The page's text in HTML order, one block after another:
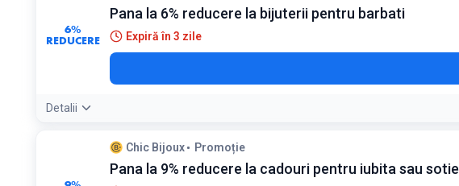
6%
REDUCERE
Pana la 6% reducere la bijuterii pentru barbati
Expiră în 3 zile
Detalii
Chic Bijoux Promoție
Pana la 9% reducere la cadouri pentru iubita sau sotie